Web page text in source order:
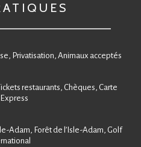
Privatisation, Animaux acceptés
restaurants, Chèques, Carte
Adam, Forêt de l’Isle-Adam, Golf